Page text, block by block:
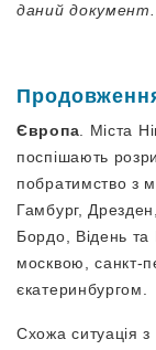
даний документ.
Європа. Міста
поспішають
побратимство з
Гамбург,
Бордо, Відень
москвою, санкт-
єкатеринбургом.
Схожа ситуація з